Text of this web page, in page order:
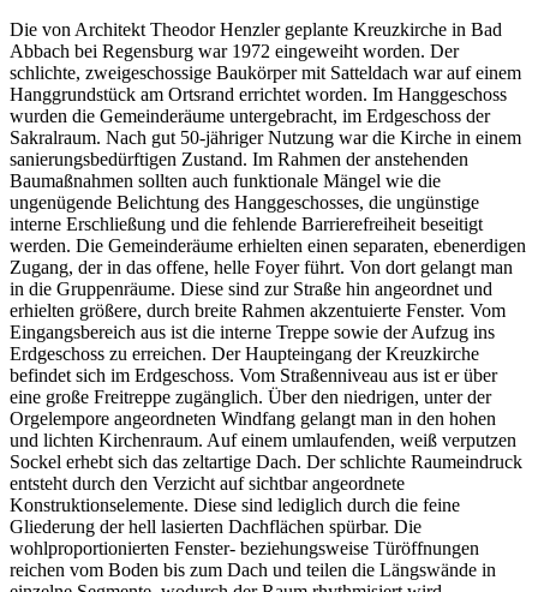
Die von Architekt Theodor Henzler geplante Kreuzkirche in Bad
Abbach bei Regensburg war 1972 eingeweiht worden. Der
schlichte, zweigeschossige Baukörper mit Satteldach war auf einem
Hanggrundstück am Ortsrand errichtet worden. Im Hanggeschoss
wurden die Gemeinderäume untergebracht, im Erdgeschoss der
Sakralraum. Nach gut 50-jähriger Nutzung war die Kirche in einem
sanierungsbedürftigen Zustand. Im Rahmen der anstehenden
Baumaßnahmen sollten auch funktionale Mängel wie die
ungenügende Belichtung des Hanggeschosses, die ungünstige
interne Erschließung und die fehlende Barrierefreiheit beseitigt
werden. Die Gemeinderäume erhielten einen separaten, ebenerdigen
Zugang, der in das offene, helle Foyer führt. Von dort gelangt man
in die Gruppenräume. Diese sind zur Straße hin angeordnet und
erhielten größere, durch breite Rahmen akzentuierte Fenster. Vom
Eingangsbereich aus ist die interne Treppe sowie der Aufzug ins
Erdgeschoss zu erreichen. Der Haupteingang der Kreuzkirche
befindet sich im Erdgeschoss. Vom Straßenniveau aus ist er über
eine große Freitreppe zugänglich. Über den niedrigen, unter der
Orgelempore angeordneten Windfang gelangt man in den hohen
und lichten Kirchenraum. Auf einem umlaufenden, weiß verputzen
Sockel erhebt sich das zeltartige Dach. Der schlichte Raumeindruck
entsteht durch den Verzicht auf sichtbar angeordnete
Konstruktionselemente. Diese sind lediglich durch die feine
Gliederung der hell lasierten Dachflächen spürbar. Die
wohlproportionierten Fenster- beziehungsweise Türöffnungen
reichen vom Boden bis zum Dach und teilen die Längswände in